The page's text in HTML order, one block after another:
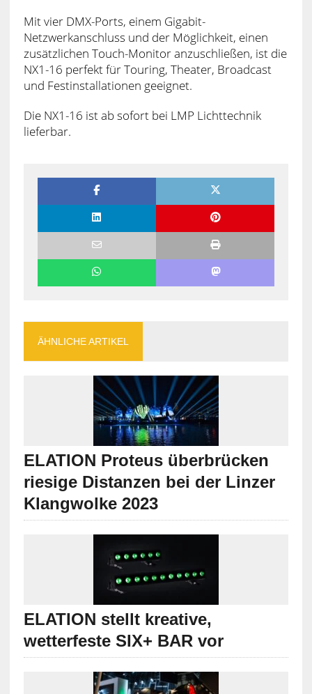
Mit vier DMX-Ports, einem Gigabit-
Netzwerkanschluss und der Möglichkeit, einen
zusätzlichen Touch-Monitor anzuschließen, ist die
NX1-16 perfekt für Touring, Theater, Broadcast
und Festinstallationen geeignet.
Die NX1-16 ist ab sofort bei LMP Lichttechnik
lieferbar.
ÄHNLICHE ARTIKEL
ELATION Proteus überbrücken
riesige Distanzen bei der Linzer
Klangwolke 2023
ELATION stellt kreative,
wetterfeste SIX+ BAR vor